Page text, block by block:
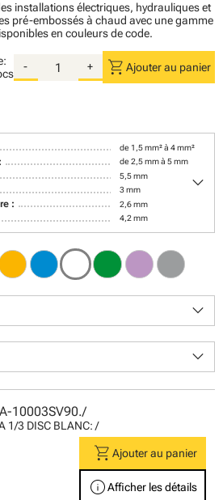
installations électriques, hydrauliques et
pré-embossés à chaud avec une gamme
en couleurs de code.
- + shopping_cart Ajouter au panier
de 1,5 mm² à 4 mm²
de 2,5 mm à 5 mm
5,5 mm
3 mm
: 2,6 mm
4,2 mm
keyboard_arrow_down
keyboard_arrow_down
keyboard_arrow_down
10003SV90./
1/3 DISC BLANC: /
shopping_cart Ajouter au panier
infoAfficher les détails